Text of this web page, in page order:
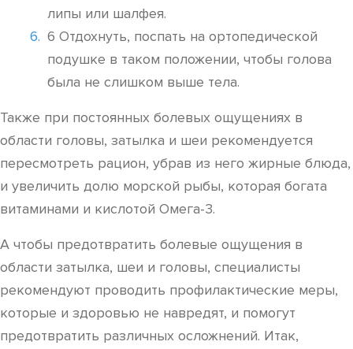
липы или шалфея.
6 Отдохнуть, поспать на ортопедической
подушке в таком положении, чтобы голова
была не слишком выше тела.
Также при постоянных болевых ощущениях в
области головы, затылка и шеи рекомендуется
пересмотреть рацион, убрав из него жирные блюда,
и увеличить долю морской рыбы, которая богата
витаминами и кислотой Омега-3.
А чтобы предотвратить болевые ощущения в
области затылка, шеи и головы, специалисты
рекомендуют проводить профилактические меры,
которые и здоровью не навредят, и помогут
предотвратить различных осложнений. Итак,